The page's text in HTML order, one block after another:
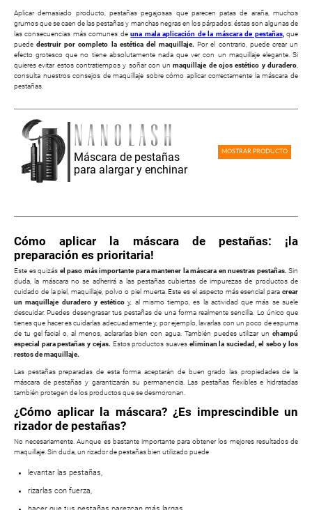
Aplicar demasiado producto, pestañas pegajosas que parecen patas de araña, muchos
grumos que se caen de las pestañas y manchas negras en los párpados: éstas son algunas de
las consecuencias más comunes deuna mala aplicación de la máscara de pestañas,que
puededestruir por completo la estética del maquillaje. Por el contrario, puede crear un
efecto grotesco que no tiene absolutamente nada que ver con un maquillaje elegante. Si
quieres evitar estos contratiempos y soñar con un maquillaje de ojos estético y duradero
consulta nuestros consejos de maquillaje sobre cómo aplicar correctamente la máscara de
pestañas.
Máscara de pestañas
para alargar y enchinar
MOSTRAR PRODUCTO
Cómo aplicar la máscara de pestañas: ¡la
preparación es prioritaria!
Este es quizás el paso más importante para mantener la máscara en nuestras pestañas. Sin
duda, la máscara no se adherirá a las pestañas cubiertas de impurezas de productos de
cuidado de la piel, maquillaje, polvo o piel muerta. Este es el aspecto más esencial para crear
un maquillaje duradero y estético y, al mismo tiempo, es la actividad que más se suele
descuidar. Puedes desengrasar tus pestañas de una forma realmente sencilla. Lo único que
tienes que hacer es cuidarlas adecuadamente y, por ejemplo, lavarlas con un poco de espuma
de tu gel facial o, al menos, aclararlas bien con agua. También puedes utilizar un champú
especial para pestañas y cejas. Estos productos suaves eliminan la suciedad, el sebo y los
restos de maquillaje.
Las pestañas preparadas de esta forma aceptarán de buen grado las propiedades de la
máscara de pestañas y garantizarán su permanencia. Las pestañas flexibles e hidratadas
también protegen de los productos que se desmoronan.
¿Cómo aplicar la máscara? ¿Es imprescindible un
rizador de pestañas?
No necesariamente. Aunque es bastante importante para obtener los mejores resultados de
maquillaje. Sin duda, un rizador de pestañas bien utilizado puede
levantar las pestañas,
rizarlas con fuerza,